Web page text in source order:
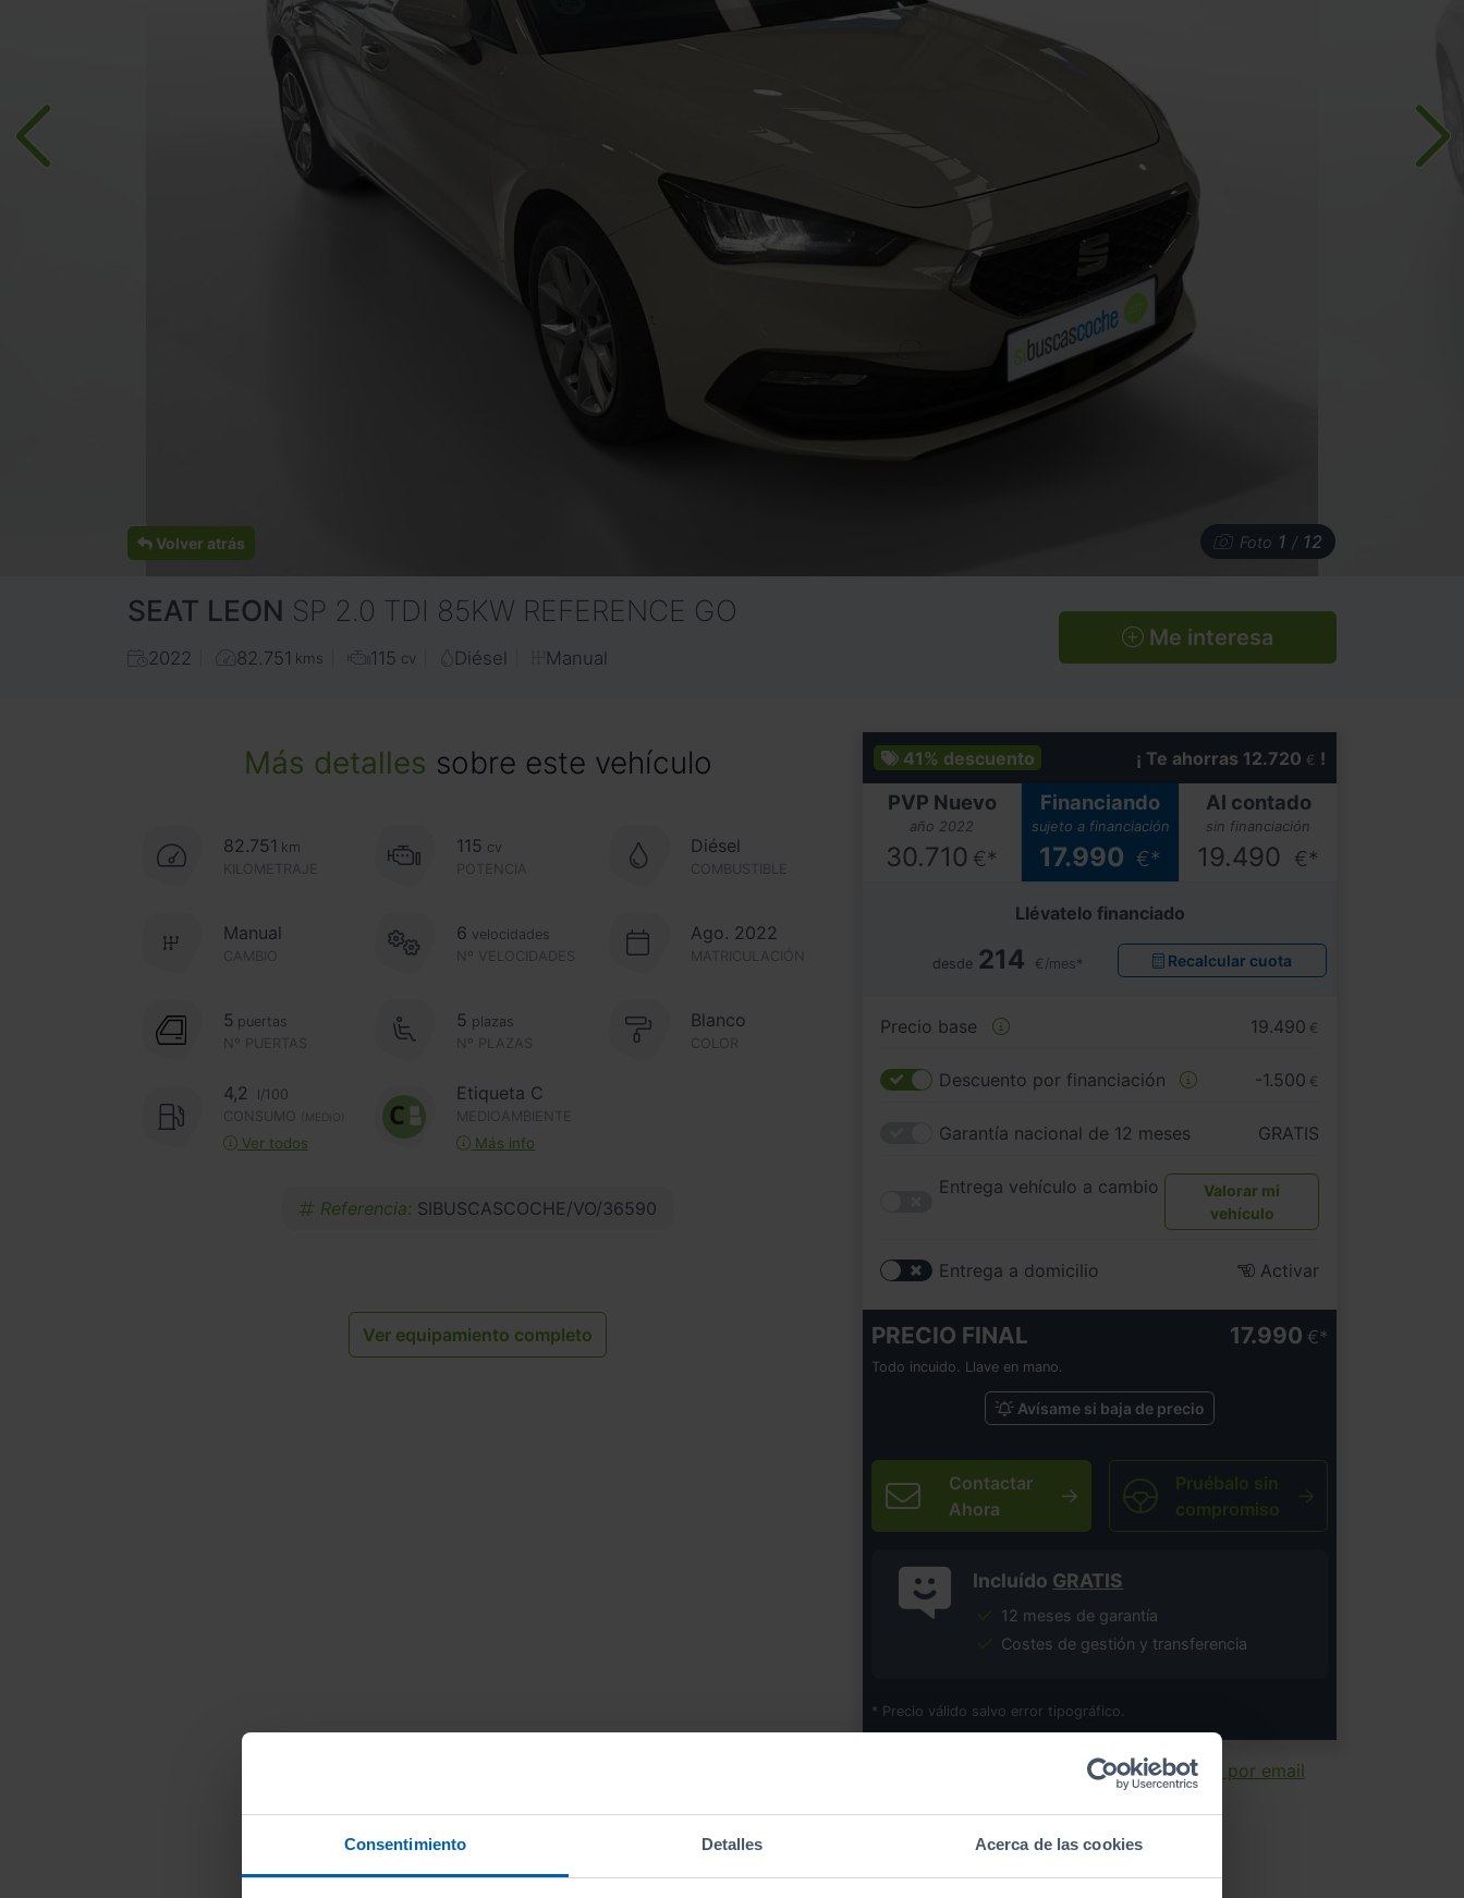
Consentimiento Detalles Acerca de las cookies
Volver atrás Foto 1 / 12
SEAT LEON SP 2.0 TDI 85KW REFERENCE GO
2022 82.751 kms 115 cv Diésel Manual
Me interesa
Más detalles sobre este vehículo
82.751 km
KILOMETRAJE
115 cv
POTENCIA
Diésel
COMBUSTIBLE
CAMBIO
Manual
Nº VELOCIDADES
6 velocidades Ago. 2022
MATRICULACIÓN
Nº PUERTAS
5 puertas
Nº PLAZAS
5 plazas Blanco
COLOR
4,2
l/100
CONSUMO
(MEDIO)
Ver todos
Etiqueta C
MEDIOAMBIENTE
Más info
Referencia: SIBUSCASCOCHE/VO/36590
Ver equipamiento completo
41% descuento ¡ Te ahorras 12.720 € !
PVP Nuevo
año 2022
30.710 €*
Financiando
sujeto a financiación
17.990 €*
Al contado
sin financiación
19.490 €*
Llévatelo financiado
desde 214 €/mes* Recalcular cuota
Precio base 19.490 €
Descuento por financiación -1.500 €
Garantía nacional de 12 meses GRATIS
Entrega vehículo a cambio
Valorar mi
vehículo
Entrega a domicilio Activar
PRECIO FINAL 17.990 €
Todo incuido. Llave en mano.
Avísame si baja de precio
Contactar
Ahora
Pruébalo sin
compromiso
Incluído GRATIS
12 meses de garantía
Costes de gestión y transferencia
* Precio válido salvo error tipográfico.
Enviar por email